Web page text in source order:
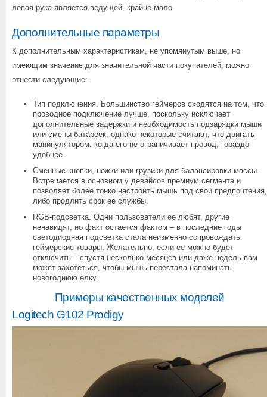
левая рука является ведущей, крайне мало.
Дополнительные параметры
К дополнительным характеристикам, не упомянутым выше, но
имеющим значение для значительной части покупателей, можно
отнести следующие:
Тип подключения. Большинство геймеров сходятся на том, что
проводное подключение лучше, поскольку исключает
дополнительные задержки и необходимость подзарядки мыши
или смены батареек, однако некоторые считают, что двигать
манипулятором, когда его не ограничивает провод, гораздо
удобнее.
Сменные кнопки, ножки или грузики для балансировки массы.
Встречается в основном у девайсов премиум сегмента и
позволяет более тонко настроить мышь под свои предпочтения,
либо продлить срок ее службы.
RGB-подсветка. Одни пользователи ее любят, другие
ненавидят, но факт остается фактом – в последние годы
светодиодная подсветка стала неизменно сопровождать
геймерские товары. Желательно, если ее можно будет
отключить – спустя несколько месяцев или даже недель вам
может захотеться, чтобы мышь перестала напоминать
новогоднюю елку.
Примеры качественных моделей
Logitech G102 Prodigy